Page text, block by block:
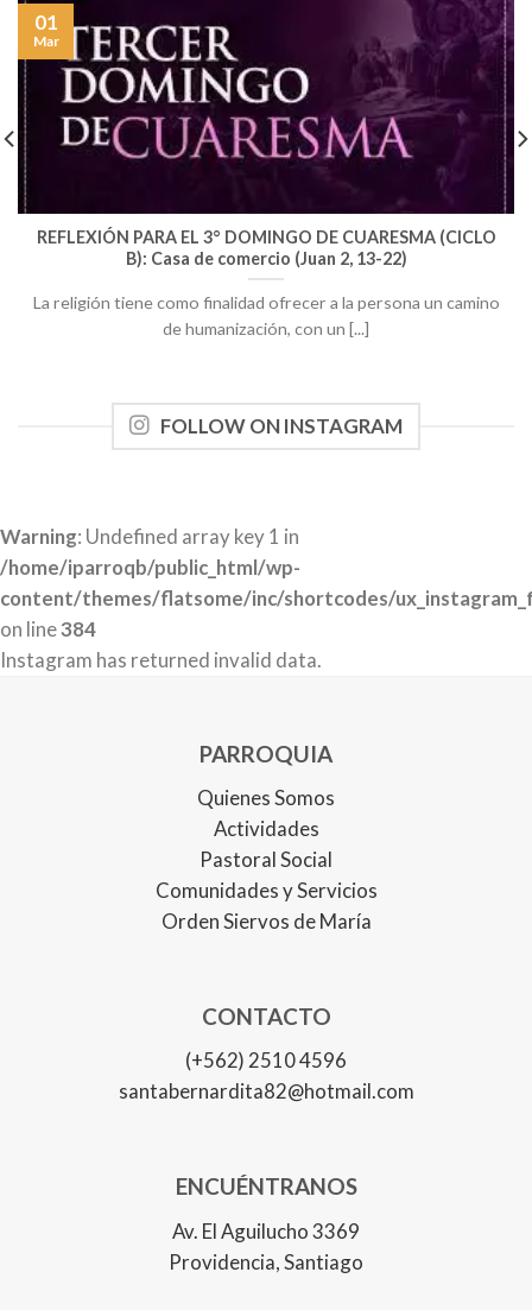
REFLEXIÓN PARA EL 3° DOMINGO DE CUARESMA (CICLO
B): Casa de comercio (Juan 2, 13-22)
La religión tiene como finalidad ofrecer a la persona un camino
de humanización, con un [...]
01
Mar
FOLLOW ON INSTAGRAM
Warning: Undefined array key 1 in
/home/iparroqb/public_html/wp-
content/themes/flatsome/inc/shortcodes/
on line384
Instagram has returned invalid data.
PARROQUIA
Quienes Somos
Actividades
Pastoral Social
Comunidades y Servicios
Orden Siervos de María
CONTACTO
(+562) 2510 4596
santabernardita82@hotmail.com
ENCUÉNTRANOS
Av. El Aguilucho 3369
Providencia, Santiago